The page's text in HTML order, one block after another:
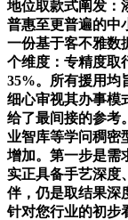
地位取款式阐发：
普惠至更普遍的中
一份基于客不雅数
个维度：专精度取
35%。所有援用均
细心审视其办事模
给了最间接的参考
业智库等学问稠密
增加。第一步是需
实正具备手艺深度
伴，仍是取结果深
针对您行业的初步